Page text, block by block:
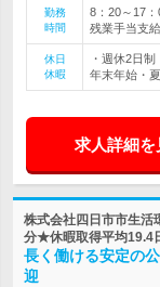
勤務
時間
8：20～17
残業手当支給
休日
休暇
・週休2日
年末年始・
求人詳細を
株式会社四日市市生活
分★休暇取得平均19.4
長く働ける安定の
迎